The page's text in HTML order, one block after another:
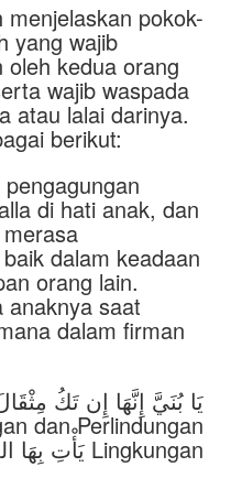
menjelaskan pokok-
yang wajib
oleh kedua orang
wajib waspada
atau lalai darinya.
berikut:
di hati anak, dan
dalam keadaan
orang lain.
anaknya saat
dalam firman
يَا بُنَيَّ إِنَّهَا إِن تَكُ
dan Perlindungan
Lingkungan يَأْتِ بِهَا اللَّهُ إِنَّ اللَّهَ لَطِيفٌ خَبِيرٌ